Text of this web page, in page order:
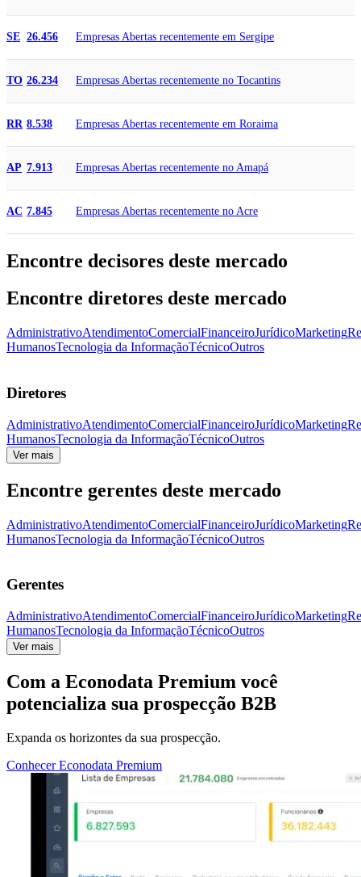
SE 26.456 Empresas Abertas recentemente em Sergipe
TO 26.234 Empresas Abertas recentemente no Tocantins
RR 8.538 Empresas Abertas recentemente em Roraima
AP 7.913 Empresas Abertas recentemente no Amapá
AC 7.845 Empresas Abertas recentemente no Acre
Encontre decisores deste mercado
Encontre diretores deste mercado
AdministrativoAtendimentoComercialFinanceiroJurídicoMarketing
HumanosTecnologia da InformaçãoTécnicoOutros
Diretores
AdministrativoAtendimentoComercialFinanceiroJurídicoMarketing
HumanosTecnologia da InformaçãoTécnicoOutros
Ver mais
Encontre gerentes deste mercado
AdministrativoAtendimentoComercialFinanceiroJurídicoMarketing
HumanosTecnologia da InformaçãoTécnicoOutros
Gerentes
AdministrativoAtendimentoComercialFinanceiroJurídicoMarketing
HumanosTecnologia da InformaçãoTécnicoOutros
Ver mais
Com a Econodata Premium você
potencializa sua prospecção B2B
Expanda os horizontes da sua prospecção.
Conhecer Econodata Premium